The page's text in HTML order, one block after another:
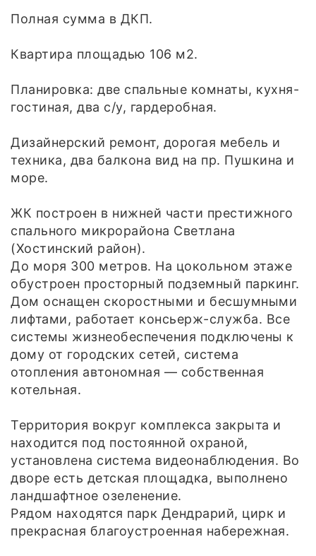
Полная сумма в ДКП.
Квартира площадью 106 м2.
Планировка: две спальные комнаты, кухня-
гостиная, два с/у, гардеробная.
Дизайнерский ремонт, дорогая мебель и
техника, два балкона вид на пр. Пушкина и
море.
ЖК построен в нижней части престижного
спального микрорайона Светлана
(Хостинский район).
До моря 300 метров. На цокольном этаже
обустроен просторный подземный паркинг.
Дом оснащен скоростными и бесшумными
лифтами, работает консьерж-служба. Все
системы жизнеобеспечения подключены к
дому от городских сетей, система
отопления автономная — собственная
котельная.
Территория вокруг комплекса закрыта и
находится под постоянной охраной,
установлена система видеонаблюдения. Во
дворе есть детская площадка, выполнено
ландшафтное озеленение.
Рядом находятся парк Дендрарий, цирк и
прекрасная благоустроенная набережная.